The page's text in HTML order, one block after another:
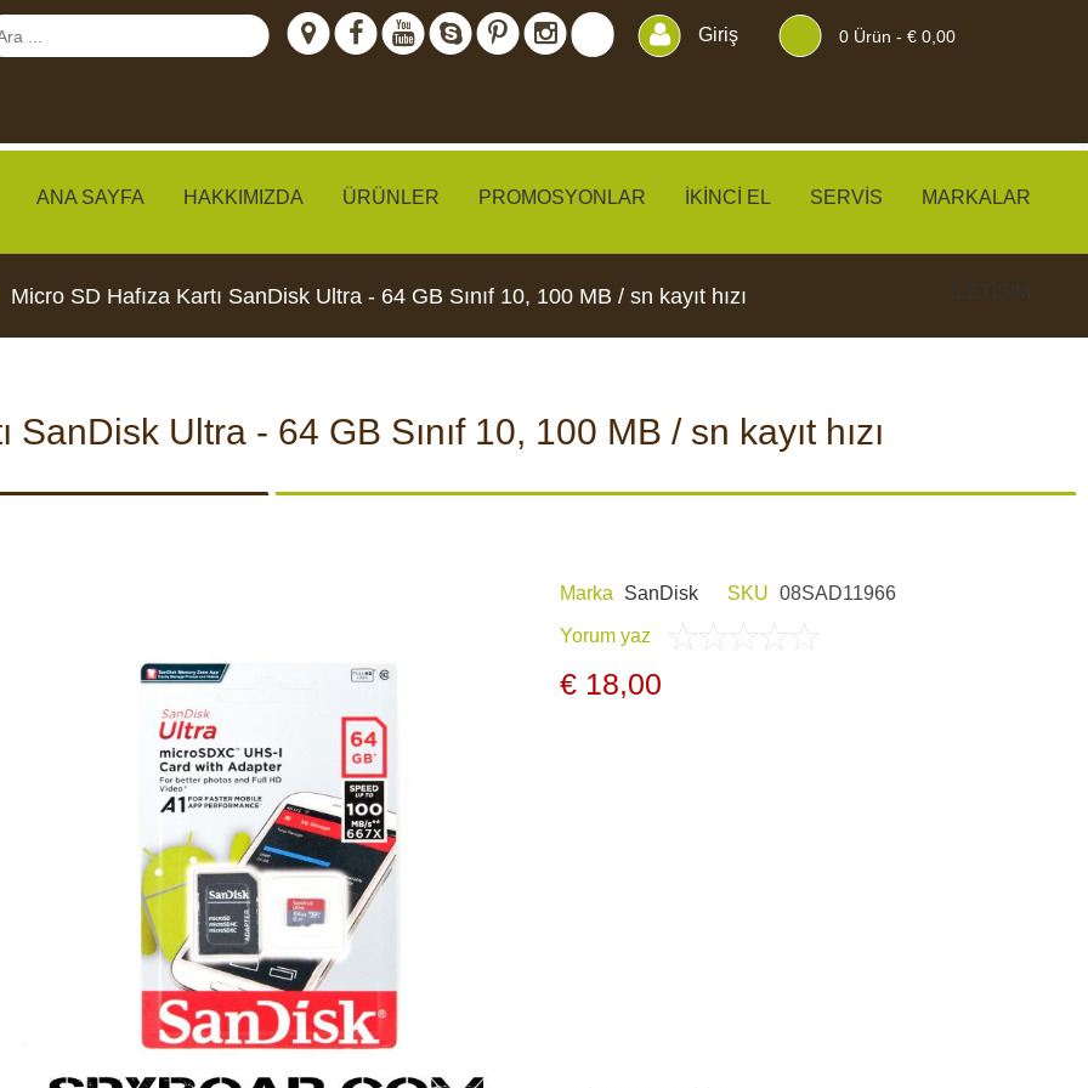
Giriş 0Ürün - € 0,00
ANA SAYFA HAKKIMIZDA ÜRÜNLER PROMOSYONLAR İKINCI EL SERVIS MARKALAR
İLETIŞIM
CCTV KAMERALARI YEMLIKLER PERDELER
AV KIYAFETLERI
AKÜLER VE PILLER
GÜNEŞ PANELLERI VE ŞARJ
Micro SD Hafıza Kartı SanDisk Ultra - 64 GB Sınıf 10, 100 MB / sn kayıt hızı
SanDisk Ultra - 64 GB Sınıf 10, 100 MB / sn kayıt hızı
Marka SanDisk SKU 08SAD11966
Yorum yaz
€ 18,00